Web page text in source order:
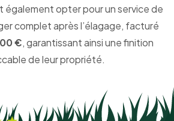
également opter pour un service de
complet après l’élagage, facturé
€, garantissant ainsi une finition
de leur propriété.